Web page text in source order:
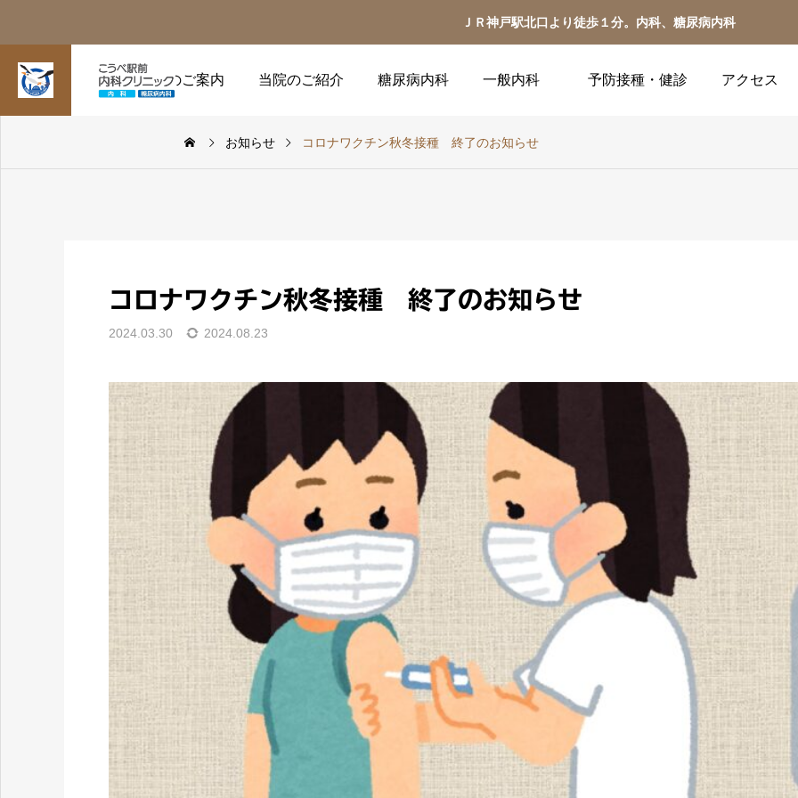
ＪＲ神戸駅北口より徒歩１分。内科、糖尿病内科
受診のご案内 当院のご紹介 糖尿病内科 一般内科 予防接種・健診 アクセス
お知らせ コロナワクチン秋冬接種 終了のお知らせ
コロナワクチン秋冬接種 終了のお知らせ
2024.03.30 2024.08.23